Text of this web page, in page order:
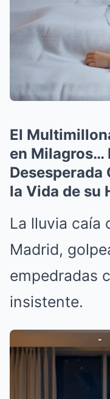
El
en Milagros…
Desesperada
la Vida de su
La lluvia caía
Madrid,
empedradas
insistente.